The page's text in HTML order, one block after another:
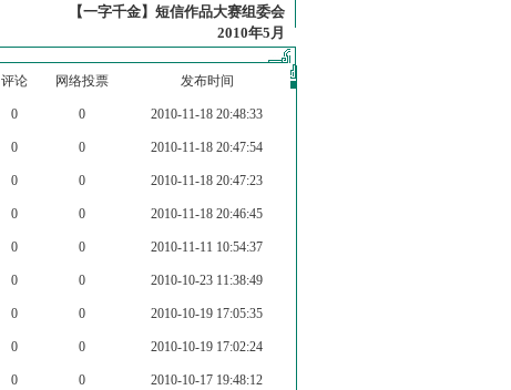
【一字千金】短信作品大赛组委会
2010年5月
评论 网络投票 发布时间
0 0 2010-11-18 20:48:33
0 0 2010-11-18 20:47:54
0 0 2010-11-18 20:47:23
0 0 2010-11-18 20:46:45
0 0 2010-11-11 10:54:37
0 0 2010-10-23 11:38:49
0 0 2010-10-19 17:05:35
0 0 2010-10-19 17:02:24
0 0 2010-10-17 19:48:12